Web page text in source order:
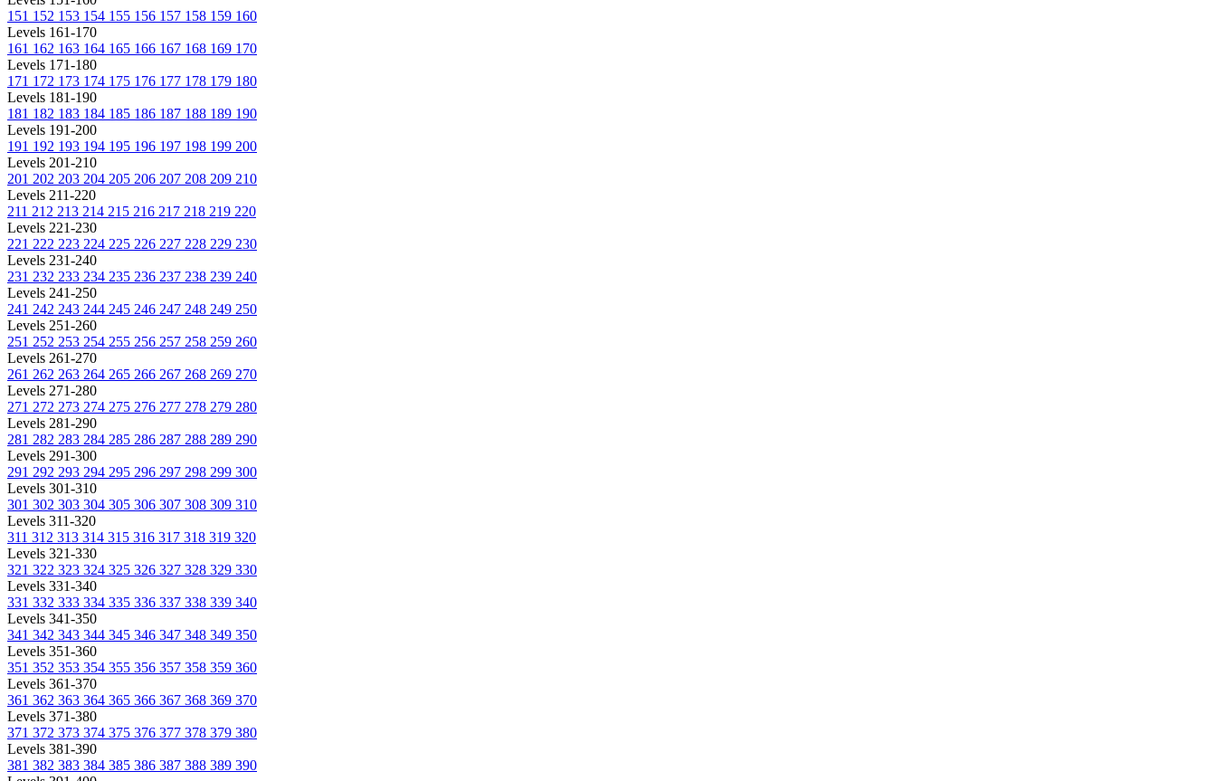
151 152 153 154 155 156 157 158 159 160
Levels 161-170
161 162 163 164 165 166 167 168 169 170
Levels 171-180
171 172 173 174 175 176 177 178 179 180
Levels 181-190
181 182 183 184 185 186 187 188 189 190
Levels 191-200
191 192 193 194 195 196 197 198 199 200
Levels 201-210
201 202 203 204 205 206 207 208 209 210
Levels 211-220
211 212 213 214 215 216 217 218 219 220
Levels 221-230
221 222 223 224 225 226 227 228 229 230
Levels 231-240
231 232 233 234 235 236 237 238 239 240
Levels 241-250
241 242 243 244 245 246 247 248 249 250
Levels 251-260
251 252 253 254 255 256 257 258 259 260
Levels 261-270
261 262 263 264 265 266 267 268 269 270
Levels 271-280
271 272 273 274 275 276 277 278 279 280
Levels 281-290
281 282 283 284 285 286 287 288 289 290
Levels 291-300
291 292 293 294 295 296 297 298 299 300
Levels 301-310
301 302 303 304 305 306 307 308 309 310
Levels 311-320
311 312 313 314 315 316 317 318 319 320
Levels 321-330
321 322 323 324 325 326 327 328 329 330
Levels 331-340
331 332 333 334 335 336 337 338 339 340
Levels 341-350
341 342 343 344 345 346 347 348 349 350
Levels 351-360
351 352 353 354 355 356 357 358 359 360
Levels 361-370
361 362 363 364 365 366 367 368 369 370
Levels 371-380
371 372 373 374 375 376 377 378 379 380
Levels 381-390
381 382 383 384 385 386 387 388 389 390